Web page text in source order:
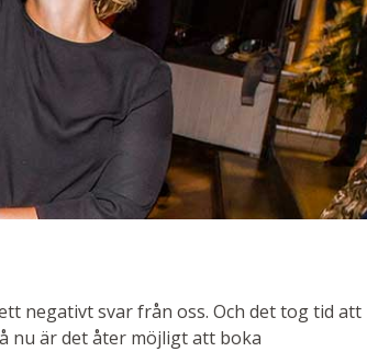
negativt svar från oss. Och det tog tid att
nu är det åter möjligt att boka